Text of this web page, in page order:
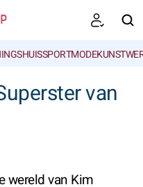
SPORTMODE
van
wereld van Kim